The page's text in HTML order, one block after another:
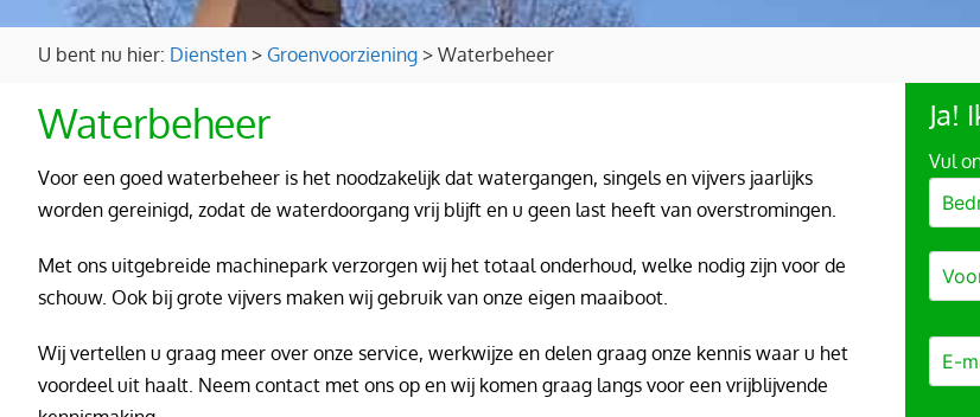
U bent nu hier: Diensten > Groenvoorziening > Waterbeheer
Waterbeheer
Voor een goed waterbeheer is het noodzakelijk dat watergangen, singels en vijvers jaarlijks
worden gereinigd, zodat de waterdoorgang vrij blijft en u geen last heeft van overstromingen.
Met ons uitgebreide machinepark verzorgen wij het totaal onderhoud, welke nodig zijn voor de
schouw. Ook bij grote vijvers maken wij gebruik van onze eigen maaiboot.
Wij vertellen u graag meer over onze service, werkwijze en delen graag onze kennis waar u het
voordeel uit haalt. Neem contact met ons op en wij komen graag langs voor een vrijblijvende
Ja!
Vul